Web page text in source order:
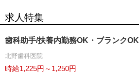
求人特集
歯科助手/扶養内勤務OK・ブランクOK
北野歯科医院
時給1,225円～1,250円